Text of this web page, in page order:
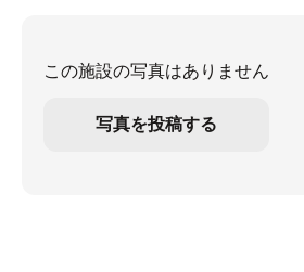
この施設の写真はありません
写真を投稿する